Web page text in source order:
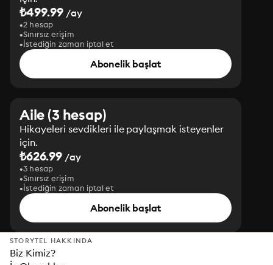
₺499.99 /ay
2 hesap
Sınırsız erişim
İstediğin zaman iptal et
Abonelik başlat
Aile (3 hesap)
Hikayeleri sevdikleri ile paylaşmak isteyenler
için.
₺626.99 /ay
3 hesap
Sınırsız erişim
İstediğin zaman iptal et
Abonelik başlat
STORYTEL HAKKINDA
Biz Kimiz?